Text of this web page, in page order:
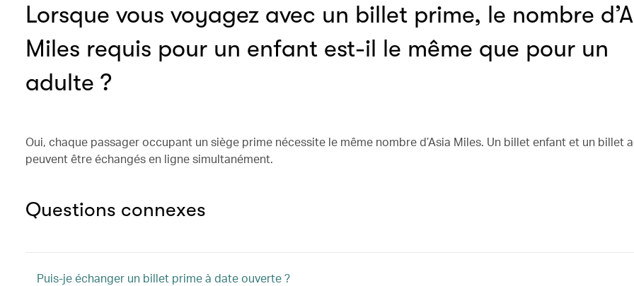
Lorsque vous voyagez avec un billet prime, le nombre
Miles requis pour un enfant est-il le même que pour un
adulte ?
Oui, chaque passager occupant un siège prime nécessite le même nombre d’Asia Miles. Un billet enfant et un billet
peuvent être échangés en ligne simultanément.
Questions connexes
Puis-je échanger un billet prime à date ouverte ?